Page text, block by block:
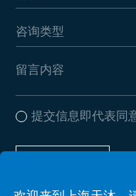
提交信息即代表同